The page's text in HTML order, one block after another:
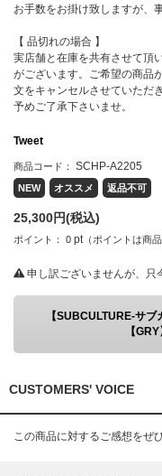
お手数をお掛け致しますが、
【 品切れの場合 】
実店舗と在庫を共有させて頂
がございます。ご希望の商品
文をキャンセルさせていただき
予めご了承下さいませ。
Tweet
商品コード： SCHP-A2205
NEW オススメ 返品不可
25,300円(税込)
ポイント： 0 pt （ポイントは商
申し訳ございませんが、只
【SUBCULTURE-サ
【
CUSTOMERS' VOICE
この商品に対するご感想をぜ